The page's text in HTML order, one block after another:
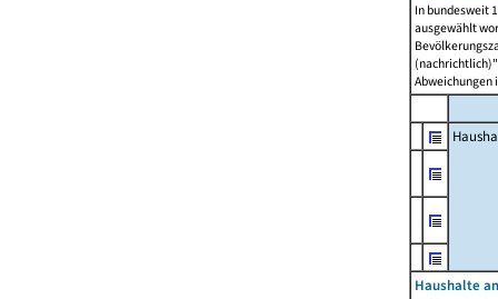
In bundesweit
ausgewählt
Abweichungen
Haushalte